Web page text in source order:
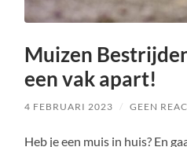
Muizen
een vak apart!
4 FEBRUARI 2023 / GEEN
Heb je een muis in huis? En